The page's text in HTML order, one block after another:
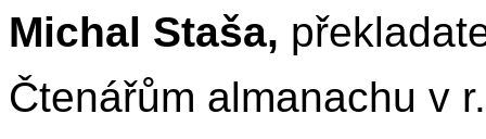
Michal Staša,
Čtenářům almanachu v